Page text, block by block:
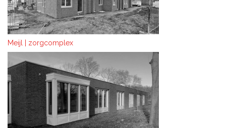
Meijl | zorgcomplex